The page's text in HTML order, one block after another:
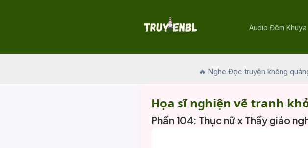
Audio Đêm Khuya
🔥 Nghe Đọc truyện không
Họa sĩ nghiện vẽ tranh
Phần 104: Thục nữ x Thầy giáo